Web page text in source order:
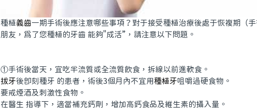
種植義齒一期手術後應注意哪些事項？對于接受種植治療後處于恢複期（
朋友，爲了您種植的牙齒 能夠"成活”，請注意以下問題。
①手術後當天，宜吃半流質或全流質飲食，拆線以前進軟食。
拔牙後即刻種牙 的患者，術後3個月內不宜用 種植牙咀嚼過硬食物。
要戒煙酒及刺激性食物。
在醫生 指導下，適當補充鈣劑，增加高鈣食品及維生素的攝入量。